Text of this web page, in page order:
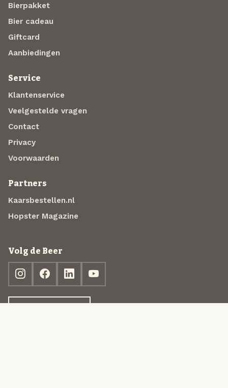
Bierpakket
Bier cadeau
Giftcard
Aanbiedingen
Service
Klantenservice
Veelgestelde vragen
Contact
Privacy
Voorwaarden
Partners
Kaarsbestellen.nl
Hopster Magazine
Volg de Beer